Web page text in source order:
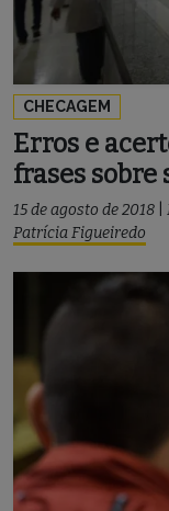
CHECAGEM
Erros e
frases sobre
15 de agosto de 2018
Patrícia Figueiredo